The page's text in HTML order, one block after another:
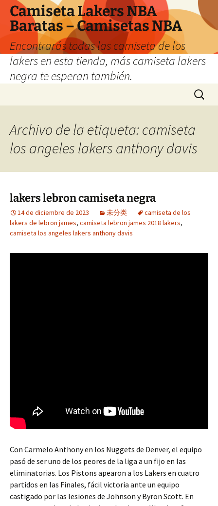
Camiseta Lakers NBA
Baratas – Camisetas NBA
Encontrarás todas las camiseta de los
lakers en esta tienda, más camiseta lakers
negra te esperan también.
Buscar:
Archivo de la etiqueta: camiseta
los angeles lakers anthony davis
lakers lebron camiseta negra
14 de diciembre de 2023 未分类
camiseta de los
lakers de lebron james, camiseta lebron james 2018 lakers,
camiseta los angeles lakers anthony davis
Con Carmelo Anthony en los Nuggets de Denver, el equipo
pasó de ser uno de los peores de la liga a un fijo en las
eliminatorias. Los Pistons apearon a los Lakers en cuatro
partidos en las Finales, fácil victoria ante un equipo
castigado por las lesiones de Johnson y Byron Scott. En